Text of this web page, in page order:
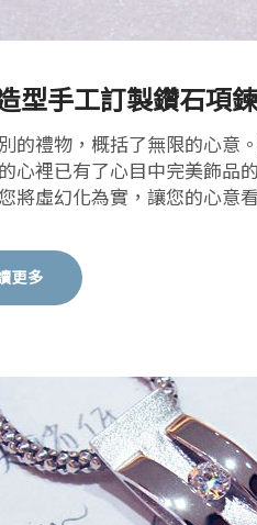
型手工訂製鑽石項
的禮物，概括了無限的心意
心裡已有了心目中完美飾品
將虛幻化為實，讓您的心意
更多